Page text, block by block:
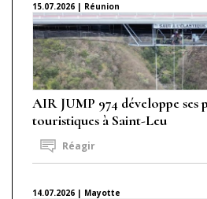
15.07.2026 | Réunion
AIR JUMP 974 développe ses
touristiques à Saint-Leu
Réagir
14.07.2026 | Mayotte